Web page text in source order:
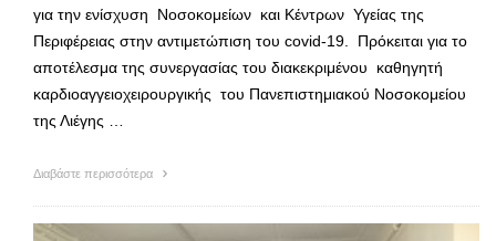
για την ενίσχυση Νοσοκομείων και Κέντρων Υγείας της
Περιφέρειας στην αντιμετώπιση του covid-19. Πρόκειται για το
αποτέλεσμα της συνεργασίας του διακεκριμένου καθηγητή
καρδιοαγγειοχειρουργικής του Πανεπιστημιακού Νοσοκομείου
της Λιέγης …
Διαβάστε περισσότερα